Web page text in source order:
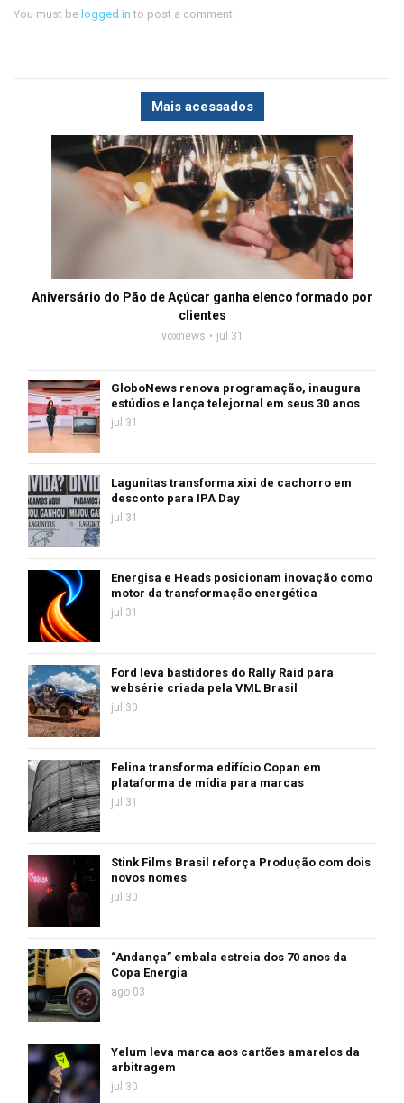
You must be logged in to post a comment.
Mais acessados
Aniversário do Pão de Açúcar ganha elenco formado por
clientes
voxnews jul 31
GloboNews renova programação, inaugura
estúdios e lança telejornal em seus 30 anos
jul 31
Lagunitas transforma xixi de cachorro em
desconto para IPA Day
jul 31
Energisa e Heads posicionam inovação como
motor da transformação energética
jul 31
Ford leva bastidores do Rally Raid para
websérie criada pela VML Brasil
jul 30
Felina transforma edifício Copan em
plataforma de mídia para marcas
jul 31
Stink Films Brasil reforça Produção com dois
novos nomes
jul 30
“Andança” embala estreia dos 70 anos da
Copa Energia
ago 03
Yelum leva marca aos cartões amarelos da
arbitragem
jul 30